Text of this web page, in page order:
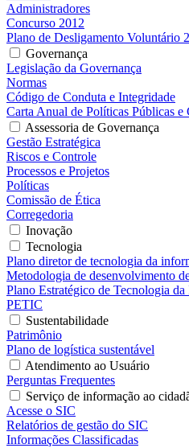
Administradores
Concurso 2012
Plano de Desligamento Voluntário
Governança
Legislação da Governança
Normas
Código de Conduta e Integridade
Carta Anual de Políticas Públicas e
Assessoria de Governança
Gestão Estratégica
Riscos e Controle
Processos e Projetos
Políticas
Comissão de Ética
Corregedoria
Inovação
Tecnologia
Plano diretor de tecnologia da
Metodologia de desenvolvimento
Plano Estratégico de Tecnologia
PETIC
Sustentabilidade
Patrimônio
Plano de logística sustentável
Atendimento ao Usuário
Perguntas Frequentes
Serviço de informação ao
Acesse o SIC
Relatórios de gestão do SIC
Informações Classificadas